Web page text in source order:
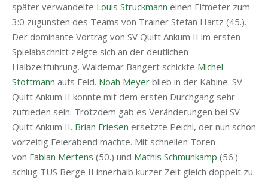
später verwandelte Louis Struckmann einen Elfmeter zum
3:0 zugunsten des Teams von Trainer Stefan Hartz (45.).
Der dominante Vortrag von SV Quitt Ankum II im ersten
Spielabschnitt zeigte sich an der deutlichen
Halbzeitführung. Waldemar Bangert schickte Michel
Stottmann aufs Feld. Noah Meyer blieb in der Kabine. SV
Quitt Ankum II konnte mit dem ersten Durchgang sehr
zufrieden sein. Trotzdem gab es Veränderungen bei SV
Quitt Ankum II. Brian Friesen ersetzte Peichl, der nun schon
vorzeitig Feierabend machte. Mit schnellen Toren
von Fabian Mertens (50.) und Mathis Schmunkamp (56.)
schlug TUS Berge II innerhalb kurzer Zeit gleich doppelt zu.